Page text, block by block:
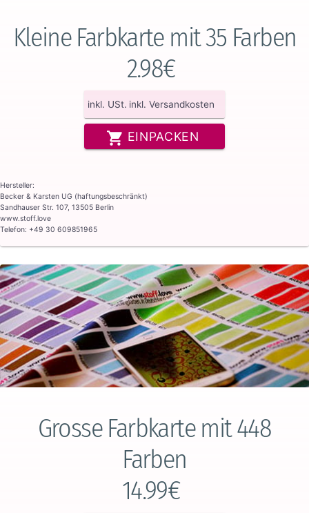
Kleine Farbkarte mit 35 Farben
2.98€
inkl. USt. inkl. Versandkosten
EINPACKEN
Hersteller:
Becker & Karsten UG (haftungsbeschränkt)
Sandhauser Str. 107, 13505 Berlin
www.stoff.love
Telefon: +49 30 609851965
Grosse Farbkarte mit 448
Farben
14.99€